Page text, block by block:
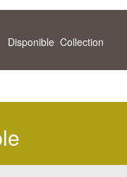
Disponible Collection